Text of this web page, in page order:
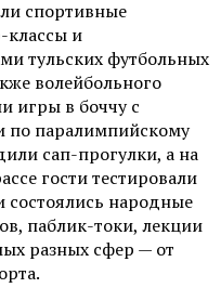
спортивные
классы и
тульских футбольных
волейбольного
игры в боччу с
по паралимпийскому
сап-прогулки, а на
гости тестировали
состоялись народные
паблик-токи, лекции
разных сфер — от